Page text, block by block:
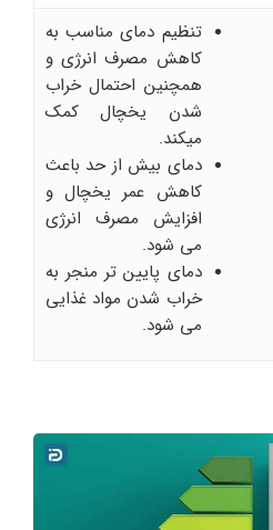
تنظیم دمای مناسب به
کاهش مصرف انرژی و
همچنین احتمال خراب
شدن یخچال کمک
میکند.
دمای بیش از حد باعث
کاهش عمر یخچال و
افزایش مصرف انرژی
می شود.
دمای پایین تر منجر به
خراب شدن مواد غذایی
می شود.